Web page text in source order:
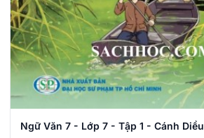
Ngữ Văn 7 - Lớp 7 - Tập 1 - Cánh Diều